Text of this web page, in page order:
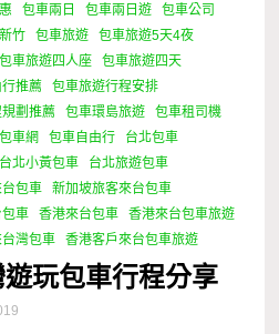
包車兩日 包車兩日遊
包車公司
竹 包車旅遊
包車旅遊5天4夜
包車旅遊四人座
包車旅遊四天
推薦
包車旅遊行程安排
劃推薦 包車環島旅遊
包車租司機
包車網 包車自由行
台北包車
台北小黃包車
台北旅遊包車
包車
新加坡旅客來台包車
車 香港來台包車
香港來台包車旅遊
灣包車 香港客戶來台包車旅遊
玩包車行程分享